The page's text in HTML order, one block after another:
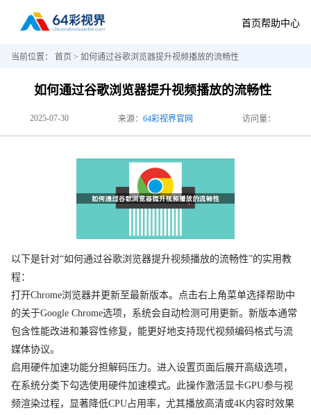
首页帮助中心
当前位置： 首页 > 如何通过谷歌浏览器提升视频播放的流畅性
如何通过谷歌浏览器提升视频播放的流畅性
2025-07-30 来源： 64彩视界官网 访问量：
以下是针对“如何通过谷歌浏览器提升视频播放的流畅性”的实用教
程：
打开Chrome浏览器并更新至最新版本。点击右上角菜单选择帮助中
的关于Google Chrome选项，系统会自动检测可用更新。新版本通常
包含性能改进和兼容性修复，能更好地支持现代视频编码格式与流
媒体协议。
启用硬件加速功能分担解码压力。进入设置页面后展开高级选项，
在系统分类下勾选使用硬件加速模式。此操作激活显卡GPU参与视
频渲染过程，显著降低CPU占用率，尤其播放高清或4K内容时效果